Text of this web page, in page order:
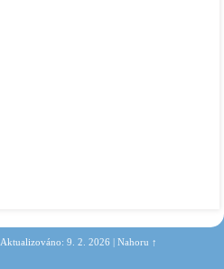
Aktualizováno: 9. 2. 2026 | Nahoru ↑